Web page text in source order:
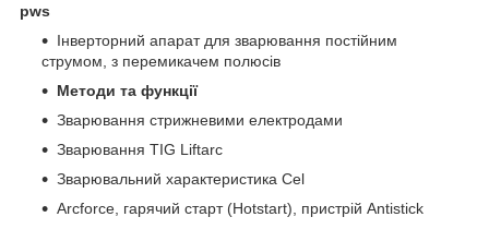
pws
Інверторний апарат для зварювання постійним
струмом, з перемикачем полюсів
Методи та функції
Зварювання стрижневими електродами
Зварювання ТIG Liftarc
Зварювальний характеристика Cel
Arcforce, гарячий старт (Hotstart), пристрій Antistick